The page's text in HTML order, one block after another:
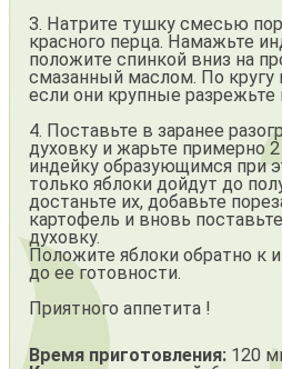
3. Натрите тушку смесью
красного перца. Намажьте
положите спинкой вниз на
смазанный маслом. По
если они крупные разрежьте
4. Поставьте в заранее
духовку и жарьте примерно 2
индейку образующимся при
только яблоки дойдут до
достаньте их, добавьте
картофель и вновь
духовку.
Положите яблоки обратно к
до ее готовности.
Приятного аппетита !
Время приготовления: 120